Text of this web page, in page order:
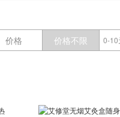
价格 价格不限 0-10